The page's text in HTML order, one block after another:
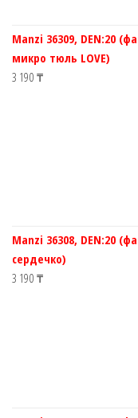
Manzi 36309, DEN:20
микро тюль LOVE)
3 190 ₸
Manzi 36308, DEN:20
сердечко)
3 190 ₸